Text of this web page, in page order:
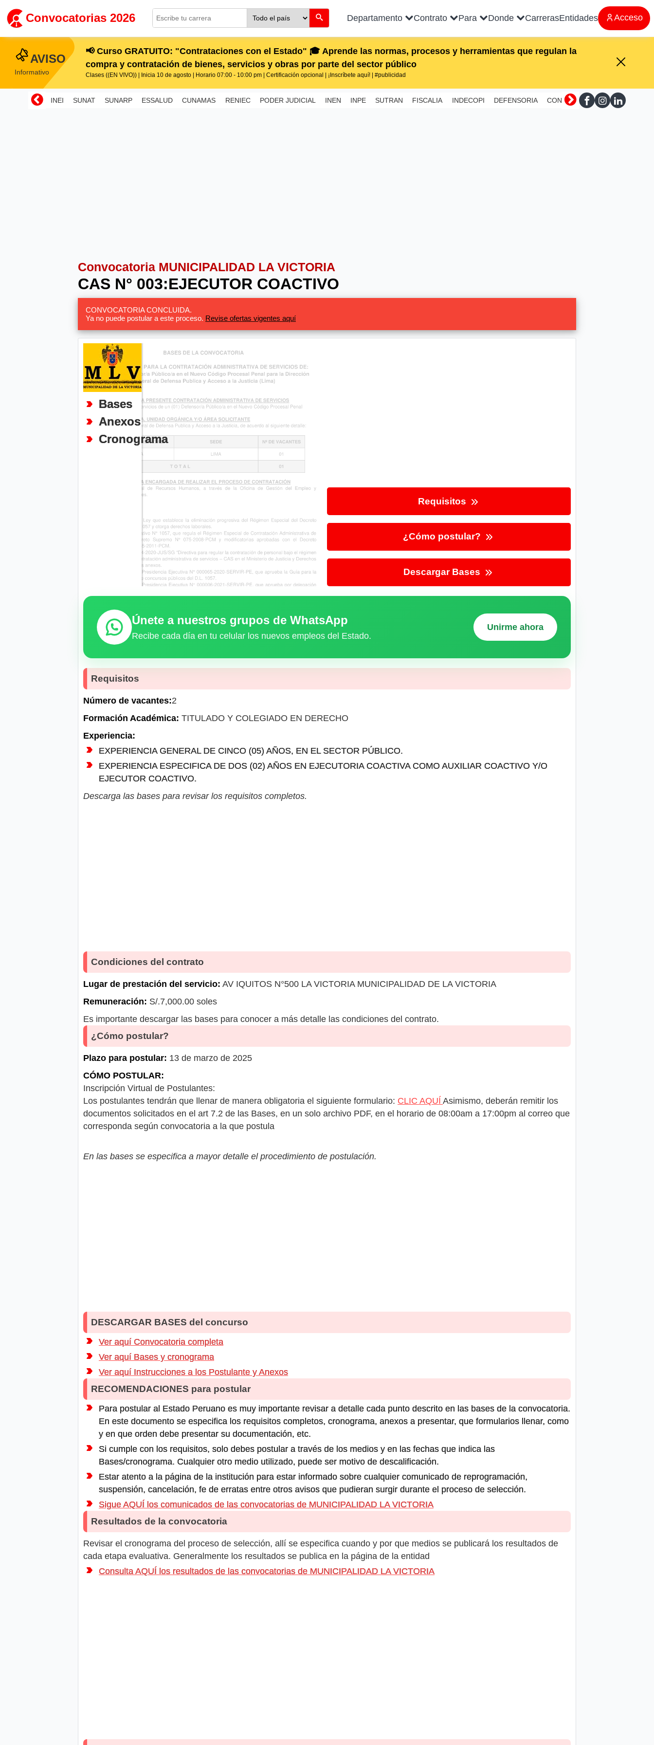
Convocatorias 2026 Departamento Contrato Para Donde CarrerasEntidades Acceso
AVISO
Informativo
📢 Curso GRATUITO: "Contrataciones con el Estado" 🎓 Aprende las normas, procesos y herramientas que regulan la
compra y contratación de bienes, servicios y obras por parte del sector público
Clases ((EN VIVO)) | Inicia 10 de agosto | Horario 07:00 - 10:00 pm | Certificación opcional | ¡Inscríbete aquí! | #publicidad
INEI SUNAT SUNARP ESSALUD CUNAMAS RENIEC PODER JUDICIAL INEN INPE SUTRAN FISCALIA INDECOPI DEFENSORIA CONTRALORIA SUNAFIL
Convocatoria MUNICIPALIDAD LA VICTORIA
CAS N° 003:EJECUTOR COACTIVO
CONVOCATORIA CONCLUIDA.
Ya no puede postular a este proceso. Revise ofertas vigentes aquí
Bases
Anexos
Cronograma
Requisitos
¿Cómo postular?
Descargar Bases
Únete a nuestros grupos de WhatsApp
Recibe cada día en tu celular los nuevos empleos del Estado.
Unirme ahora
Requisitos
Número de vacantes:2
Formación Académica: TITULADO Y COLEGIADO EN DERECHO
Experiencia:
EXPERIENCIA GENERAL DE CINCO (05) AÑOS, EN EL SECTOR PÚBLICO.
EXPERIENCIA ESPECIFICA DE DOS (02) AÑOS EN EJECUTORIA COACTIVA COMO AUXILIAR COACTIVO Y/O
EJECUTOR COACTIVO.
Descarga las bases para revisar los requisitos completos.
Condiciones del contrato
Lugar de prestación del servicio: AV IQUITOS N°500 LA VICTORIA MUNICIPALIDAD DE LA VICTORIA
Remuneración: S/.7,000.00 soles
Es importante descargar las bases para conocer a más detalle las condiciones del contrato.
¿Cómo postular?
Plazo para postular: 13 de marzo de 2025
CÓMO POSTULAR:
Inscripción Virtual de Postulantes:
Los postulantes tendrán que llenar de manera obligatoria el siguiente formulario: CLIC AQUÍ Asimismo, deberán remitir los
documentos solicitados en el art 7.2 de las Bases, en un solo archivo PDF, en el horario de 08:00am a 17:00pm al correo que
corresponda según convocatoria a la que postula
En las bases se especifica a mayor detalle el procedimiento de postulación.
DESCARGAR BASES del concurso
Ver aquí Convocatoria completa
Ver aquí Bases y cronograma
Ver aquí Instrucciones a los Postulante y Anexos
RECOMENDACIONES para postular
Para postular al Estado Peruano es muy importante revisar a detalle cada punto descrito en las bases de la convocatoria.
En este documento se especifica los requisitos completos, cronograma, anexos a presentar, que formularios llenar, como
y en que orden debe presentar su documentación, etc.
Si cumple con los requisitos, solo debes postular a través de los medios y en las fechas que indica las
Bases/cronograma. Cualquier otro medio utilizado, puede ser motivo de descalificación.
Estar atento a la página de la institución para estar informado sobre cualquier comunicado de reprogramación,
suspensión, cancelación, fe de erratas entre otros avisos que pudieran surgir durante el proceso de selección.
Sigue AQUÍ los comunicados de las convocatorias de MUNICIPALIDAD LA VICTORIA
Resultados de la convocatoria
Revisar el cronograma del proceso de selección, allí se especifica cuando y por que medios se publicará los resultados de
cada etapa evaluativa. Generalmente los resultados se publica en la página de la entidad
Consulta AQUÍ los resultados de las convocatorias de MUNICIPALIDAD LA VICTORIA